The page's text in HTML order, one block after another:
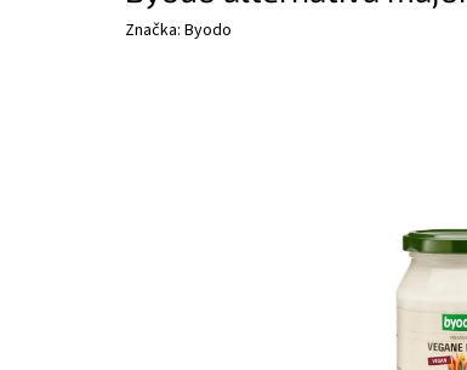
Značka: Byodo